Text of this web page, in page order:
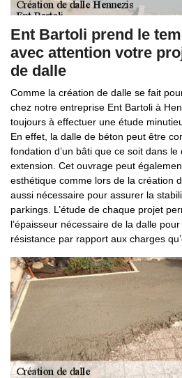
Ent Bartoli prend le
avec attention votre
de dalle
Comme la création de dalle se fait
chez notre entreprise Ent Bartoli à
toujours à effectuer une étude
En effet, la dalle de béton peut être
fondation d’un bâti que ce soit dans
extension. Cet ouvrage peut
esthétique comme lors de la création
aussi nécessaire pour assurer la
parkings. L’étude de chaque projet
l’épaisseur nécessaire de la dalle
résistance par rapport aux charges